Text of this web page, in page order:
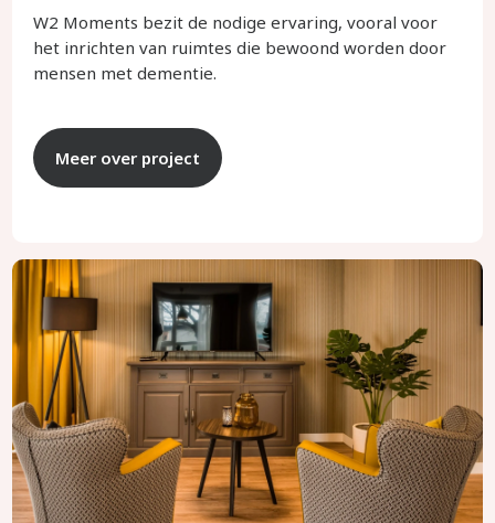
W2 Moments bezit de nodige ervaring, vooral voor
het inrichten van ruimtes die bewoond worden door
mensen met dementie.
Meer over project